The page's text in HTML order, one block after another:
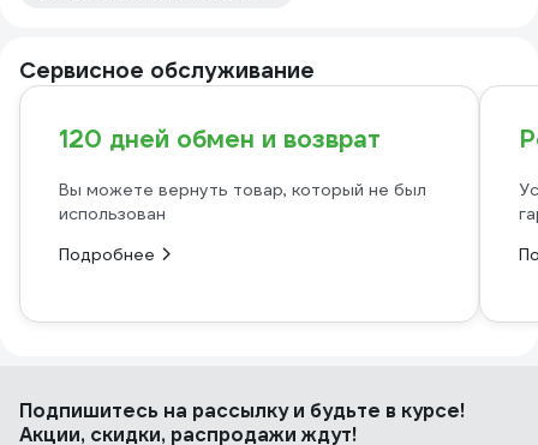
Сервисное обслуживание
120 дней обмен и возврат
Вы можете вернуть товар, который не был
использован
Подробнее
Подпишитесь на рассылкуи будьте в курсе!
Акции, скидки, распродажи ждут!